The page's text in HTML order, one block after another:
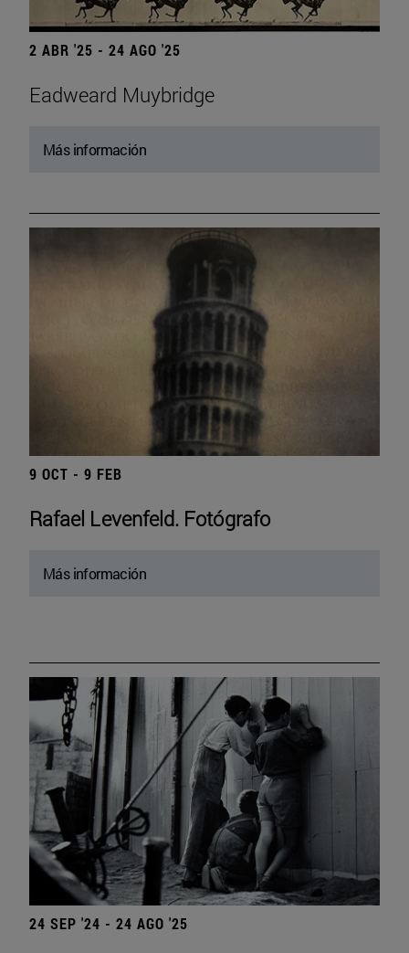
2 ABR '25 - 24 AGO '25
Eadweard Muybridge
Más información
9 OCT - 9 FEB
Rafael Levenfeld. Fotógrafo
Más información
24 SEP '24 - 24 AGO '25